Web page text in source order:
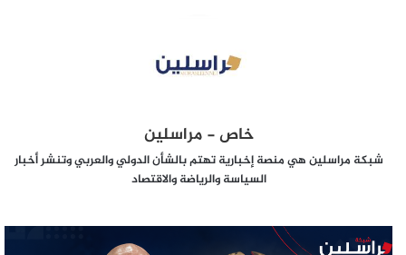
خاص - مراسلين
شبكة مراسلين هي منصة إخبارية تهتم بالشأن الدولي والعربي وتنشر أخبار
السياسة والرياضة والاقتصاد